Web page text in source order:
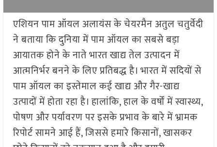
एशियन पाम ऑयल अलायंस के चेयरमैन अतुल चतुर्वेदी
ने बताया कि दुनिया में पाम ऑयल का सबसे बड़ा
आयातक होने के नाते भारत खाद्य तेल उत्पादन में
आत्मनिर्भर बनने के लिए प्रतिबद्ध है। भारत में सदियों से
पाम ऑयल का इस्तेमाल कई खाद्य और गैर-खाद्य
उत्पादों में होता रहा है। हालांकि, हाल के वर्षों में स्वास्थ्य,
पोषण और पर्यावरण पर इसके प्रभाव के बारे में भ्रामक
रिपोर्ट सामने आई हैं, जिससे हमारे किसानों, खासकर